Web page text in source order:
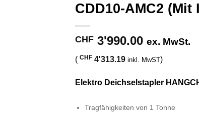
CDD10-AMC2
CHF 3'990.00 ex. MwSt.
( CHF 4'313.19 inkl. MwST)
Elektro Deichselstapler
Tragfähigkeiten von 1 Tonne